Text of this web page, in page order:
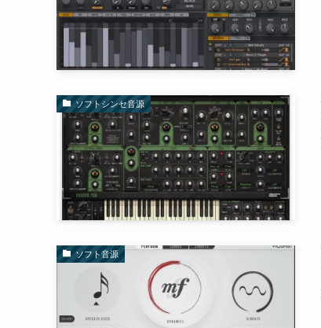
ソフトシンセ音源
ソフト音源